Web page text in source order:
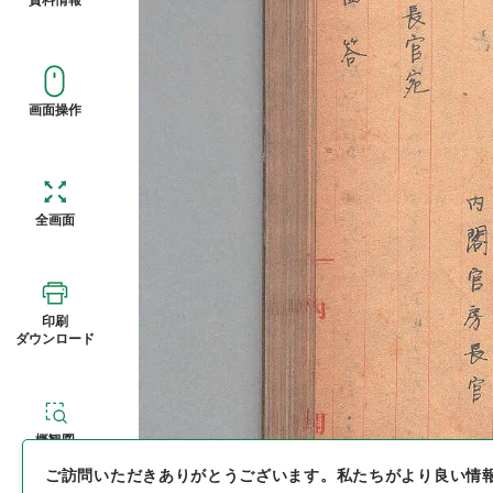
画面操作
全画面
印刷
ダウンロード
概観図
ご訪問いただきありがとうございます。 私たちがより良い情